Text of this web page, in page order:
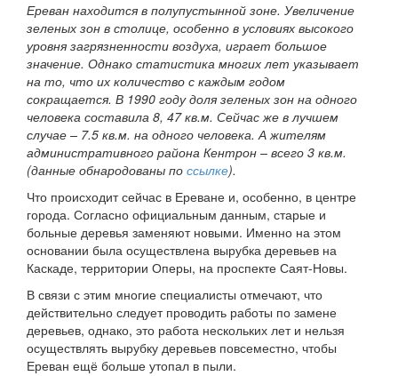
Ереван находится в полупустынной зоне. Увеличение
зеленых зон в столице, особенно в условиях высокого
уровня загрязненности воздуха, играет большое
значение. Однако статистика многих лет указывает
на то, что их количество с каждым годом
сокращается. В 1990 году доля зеленых зон на одного
человека составила 8, 47 кв.м. Сейчас же в лучшем
случае – 7.5 кв.м. на одного человека. А жителям
административного района Кентрон – всего 3 кв.м.
(данные обнародованы по ссылке).
Что происходит сейчас в Ереване и, особенно, в центре
города. Согласно официальным данным, старые и
больные деревья заменяют новыми. Именно на этом
основании была осуществлена вырубка деревьев на
Каскаде, территории Оперы, на проспекте Саят-Новы.
В связи с этим многие специалисты отмечают, что
действительно следует проводить работы по замене
деревьев, однако, это работа нескольких лет и нельзя
осуществлять вырубку деревьев повсеместно, чтобы
Ереван ещё больше утопал в пыли.